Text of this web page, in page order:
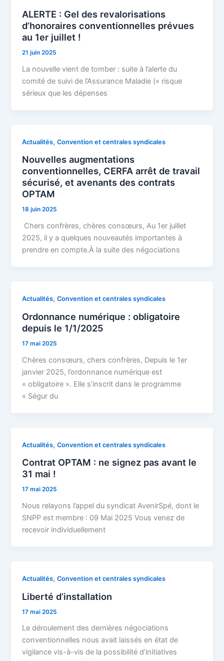
ALERTE : Gel des revalorisations
d’honoraires conventionnelles prévues
au 1er juillet !
21 juin 2025
La nouvelle vient de tomber : suite à l’alerte du
comité de suivi de l’Assurance Maladie (« risque
sérieux que les dépenses
Actualités,Convention et centrales syndicales
Nouvelles augmentations
conventionnelles, CERFA arrêt de travail
sécurisé, et avenants des contrats
OPTAM
18 juin 2025
Chers confrères, chères consœurs, Au 1er juillet
2025, il y a quelques nouveautés importantes à
prendre en compte.À la suite des négociations
Actualités,Convention et centrales syndicales
Ordonnance numérique : obligatoire
depuis le 1/1/2025
17 mai 2025
Chères consœurs, chers confrères, Depuis le 1er
janvier 2025, l’ordonnance numérique est
« obligatoire ». Elle s’inscrit dans le programme
« Ségur du
Actualités,Convention et centrales syndicales
Contrat OPTAM : ne signez pas avant le
31 mai !
17 mai 2025
Nous relayons l’appel du syndicat AvenirSpé, dont le
SNPP est membre : 09 Mai 2025 Vous venez de
recevoir individuellement
Actualités,Convention et centrales syndicales
Liberté d’installation
17 mai 2025
Le déroulement des dernières négociations
conventionnelles nous avait laissés en état de
vigilance vis-à-vis de la possibilité d’initiatives